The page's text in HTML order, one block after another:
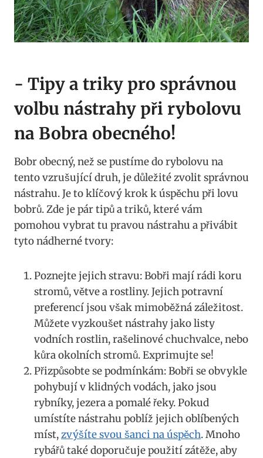
-​ Tipy a triky pro správnou
volbu nástrahy při rybolovu‍
na Bobra‍ obecného!
Bobr​ obecný, než ⁤se⁣ pustíme ⁣do​ rybolovu ​na
⁤tento ⁣vzrušující druh, je důležité zvolit správnou​
nástrahu. Je to klíčový krok k ‌úspěchu ⁣při lovu
‌bobrů. Zde je​ pár tipů ‌a ‍triků, které vám
pomohou vybrat ⁢tu pravou nástrahu a ⁤přivábit
tyto nádherné tvory:
Poznejte jejich stravu: ⁤Bobři mají rádi koru
stromů, ⁣větve ​a rostliny. Jejich potravní
preferencí jsou však mimoběžná ⁣záležitost.
Můžete vyzkoušet nástrahy jako listy
vodních ‍rostlin, rašelinové chuchvalce,⁣ nebo​
kůra okolních stromů. Exprimujte‍ se!
Přizpůsobte se podmínkám: Bobři ⁤se obvykle
pohybují ⁢v klidných vodách, jako jsou
rybníky, ⁢jezera a ⁢pomalé řeky. Pokud
umístíte nástrahu poblíž jejich oblíbených
míst,zvýšíte svou šanci na úspěch. Mnoho
rybářů také doporučuje použití zátěže,‌ aby